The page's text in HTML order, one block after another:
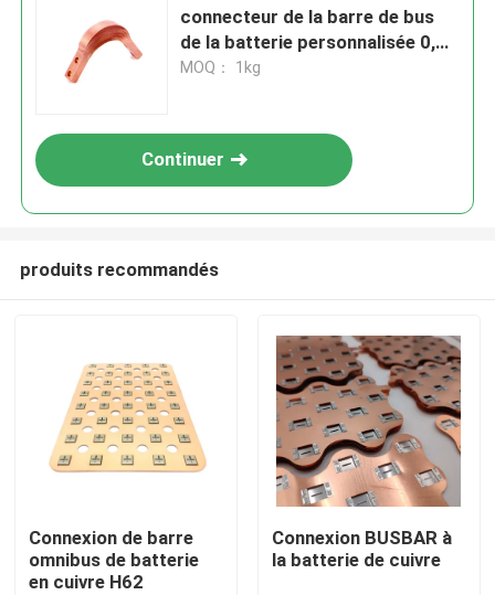
connecteur de la barre de bus
de la batterie personnalisée 0,5
mΩ Taille maximale du produit
MOQ： 1kg
Continuer
produits recommandés
Connexion de barre
omnibus de batterie
en cuivre H62
Connexion BUSBAR à
la batterie de cuivre